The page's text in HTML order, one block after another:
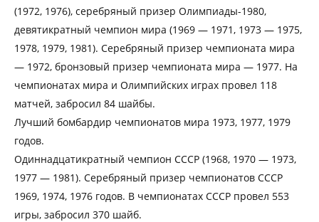
(1972, 1976), серебряный призер Олимпиады-1980,
девятикратный чемпион мира (1969 — 1971, 1973 — 1975,
1978, 1979, 1981). Серебряный призер чемпионата мира
— 1972, бронзовый призер чемпионата мира — 1977. На
чемпионатах мира и Олимпийских играх провел 118
матчей, забросил 84 шайбы.
Лучший бомбардир чемпионатов мира 1973, 1977, 1979
годов.
Одиннадцатикратный чемпион СССР (1968, 1970 — 1973,
1977 — 1981). Серебряный призер чемпионатов СССР
1969, 1974, 1976 годов. В чемпионатах СССР провел 553
игры, забросил 370 шайб.